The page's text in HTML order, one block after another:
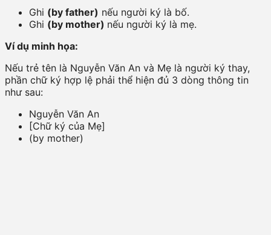
Ghi (by father) nếu người ký là bố.
Ghi (by mother) nếu người ký là mẹ.
Ví dụ minh họa:
Nếu trẻ tên là Nguyễn Văn An và Mẹ là người ký thay,
phần chữ ký hợp lệ phải thể hiện đủ 3 dòng thông tin
như sau:
Nguyễn Văn An
[Chữ ký của Mẹ]
(by mother)